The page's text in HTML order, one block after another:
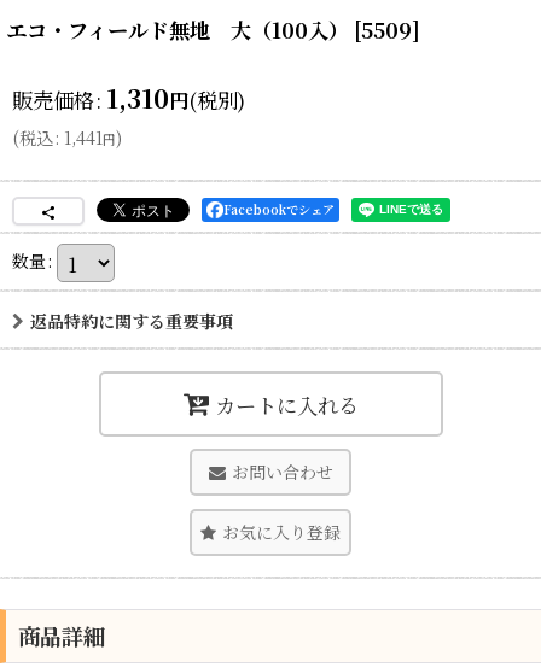
エコ・フィールド無地 大（100入） [5509]
販売価格: 1,310円(税別)
(税込: 1,441円)
Facebookでシェア
数量:
返品特約に関する重要事項
カートに入れる
お問い合わせ
お気に入り登録
商品詳細